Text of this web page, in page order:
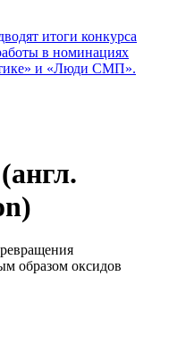
итоги конкурса
в номинациях
и «Люди СМП».
образом оксидов